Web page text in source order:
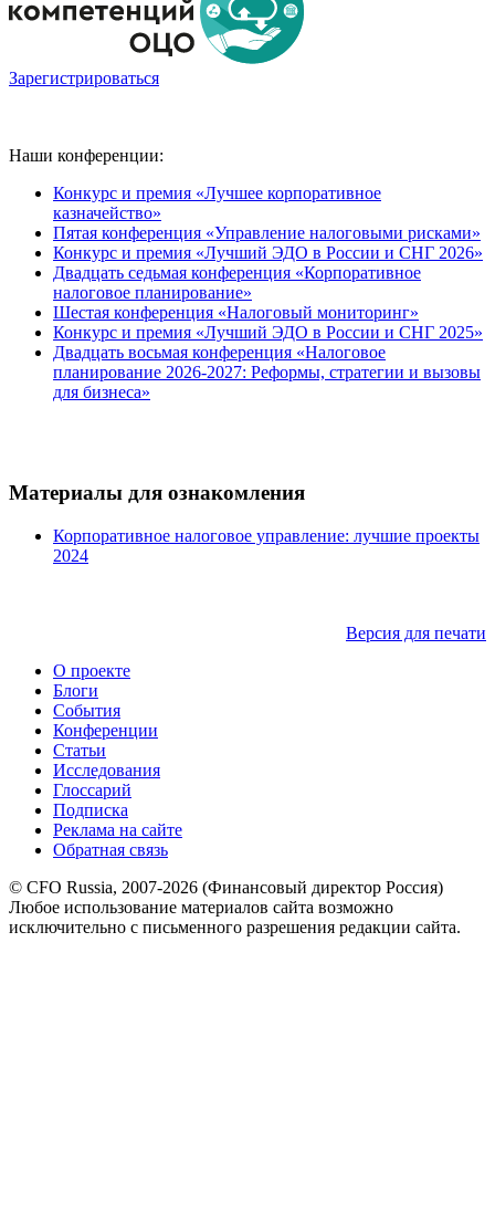
Зарегистрироваться
Наши конференции:
Конкурс и премия «Лучшее корпоративное
казначейство»
Пятая конференция «Управление налоговыми рисками»
Конкурс и премия «Лучший ЭДО в России и СНГ 2026»
Двадцать седьмая конференция «Корпоративное
налоговое планирование»
Шестая конференция «Налоговый мониторинг»
Конкурс и премия «Лучший ЭДО в России и СНГ 2025»
Двадцать восьмая конференция «Налоговое
планирование 2026-2027: Реформы, стратегии и вызовы
для бизнеса»
Материалы для ознакомления
Корпоративное налоговое управление: лучшие проекты
2024
Версия для печати
О проекте
Блоги
События
Конференции
Статьи
Исследования
Глоссарий
Подписка
Реклама на сайте
Обратная связь
© CFO Russia, 2007-2026 (Финансовый директор Россия)
Любое использование материалов сайта возможно
исключительно с письменного разрешения редакции сайта.